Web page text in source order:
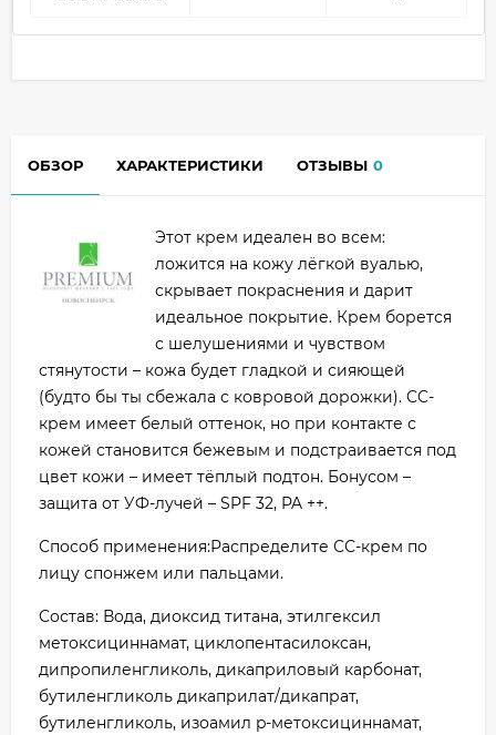
ОБЗОР ХАРАКТЕРИСТИКИ ОТЗЫВЫ 0
Этот крем идеален во всем:
ложится на кожу лёгкой вуалью,
скрывает покраснения и дарит
идеальное покрытие. Крем борется
с шелушениями и чувством
стянутости – кожа будет гладкой и сияющей
(будто бы ты сбежала с ковровой дорожки). CC-
крем имеет белый оттенок, но при контакте с
кожей становится бежевым и подстраивается под
цвет кожи – имеет тёплый подтон. Бонусом –
защита от УФ-лучей – SPF 32, PA ++.
Способ применения:Распределите СС-крем по
лицу спонжем или пальцами.
Состав: Вода, диоксид титана, этилгексил
метоксициннамат, циклопентасилоксан,
дипропиленгликоль, дикаприловый карбонат,
бутиленгликоль дикаприлат/дикапрат,
бутиленгликоль, изоамил p-метоксициннамат,